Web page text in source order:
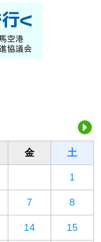
金 土
1
7 8
14 15